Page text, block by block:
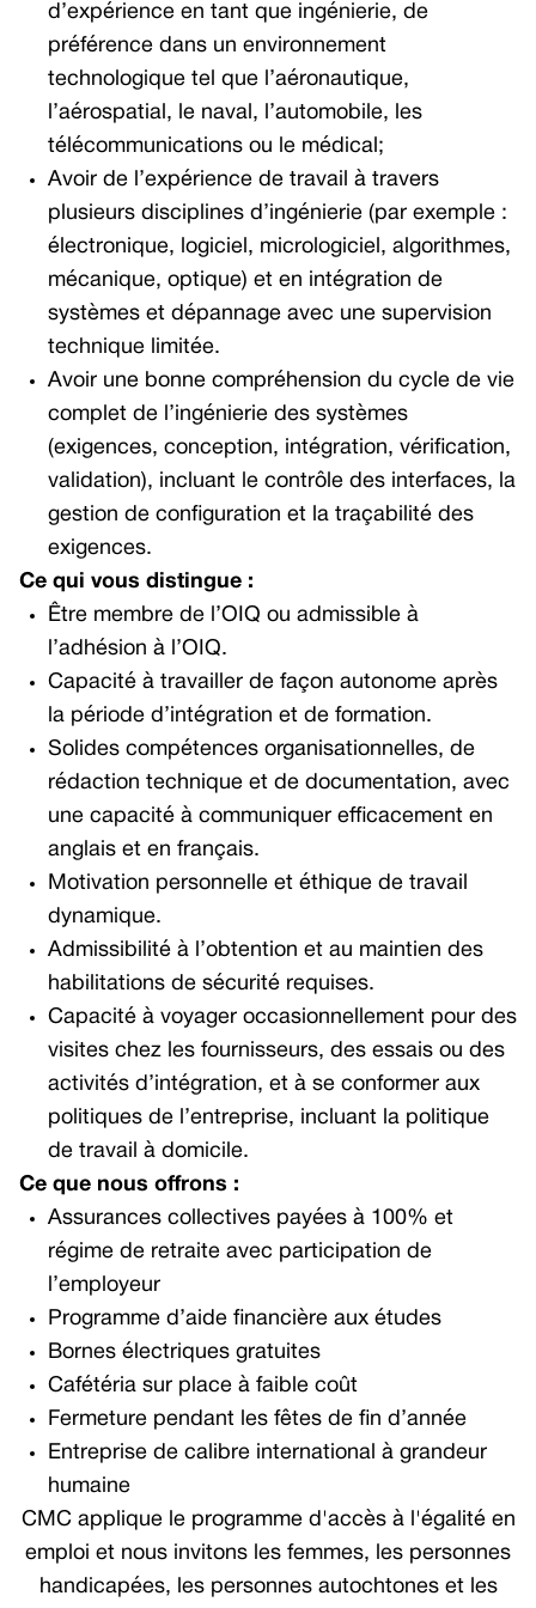
d’expérience en tant que ingénierie, de
préférence dans un environnement
technologique tel que l’aéronautique,
l’aérospatial, le naval, l’automobile, les
télécommunications ou le médical;
Avoir de l’expérience de travail à travers
plusieurs disciplines d’ingénierie (par exemple :
électronique, logiciel, micrologiciel, algorithmes,
mécanique, optique) et en intégration de
systèmes et dépannage avec une supervision
technique limitée.
Avoir une bonne compréhension du cycle de vie
complet de l’ingénierie des systèmes
(exigences, conception, intégration, vérification,
validation), incluant le contrôle des interfaces, la
gestion de configuration et la traçabilité des
exigences.
Ce qui vous distingue :
Être membre de l’OIQ ou admissible à
l’adhésion à l’OIQ.
Capacité à travailler de façon autonome après
la période d’intégration et de formation.
Solides compétences organisationnelles, de
rédaction technique et de documentation, avec
une capacité à communiquer efficacement en
anglais et en français.
Motivation personnelle et éthique de travail
dynamique.
Admissibilité à l’obtention et au maintien des
habilitations de sécurité requises.
Capacité à voyager occasionnellement pour des
visites chez les fournisseurs, des essais ou des
activités d’intégration, et à se conformer aux
politiques de l’entreprise, incluant la politique
de travail à domicile.
Ce que nous offrons :
Assurances collectives payées à 100% et
régime de retraite avec participation de
l’employeur
Programme d’aide financière aux études
Bornes électriques gratuites
Cafétéria sur place à faible coût
Fermeture pendant les fêtes de fin d’année
Entreprise de calibre international à grandeur
humaine
CMC applique le programme d'accès à l'égalité en
emploi et nous invitons les femmes, les personnes
handicapées, les personnes autochtones et les